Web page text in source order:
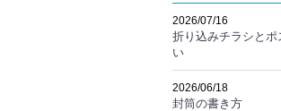
2026/07/16
折り込みチラシと
い
2026/06/18
封筒の書き方